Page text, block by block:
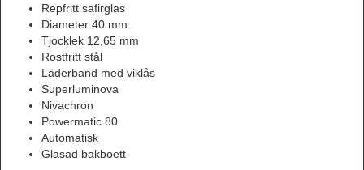
Repfritt safirglas
Diameter 40 mm
Tjocklek 12,65 mm
Rostfritt stål
Läderband med viklås
Superluminova
Nivachron
Powermatic 80
Automatisk
Glasad bakboett